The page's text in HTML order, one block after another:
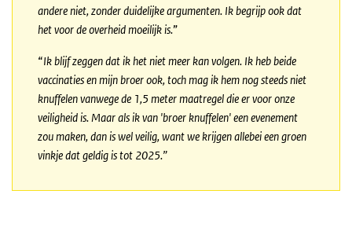
andere niet, zonder duidelijke argumenten. Ik begrijp ook dat
het voor de overheid moeilijk is.”
“Ik blijf zeggen dat ik het niet meer kan volgen. Ik heb beide
vaccinaties en mijn broer ook, toch mag ik hem nog steeds niet
knuffelen vanwege de 1,5 meter maatregel die er voor onze
veiligheid is. Maar als ik van 'broer knuffelen' een evenement
zou maken, dan is wel veilig, want we krijgen allebei een groen
vinkje dat geldig is tot 2025.”